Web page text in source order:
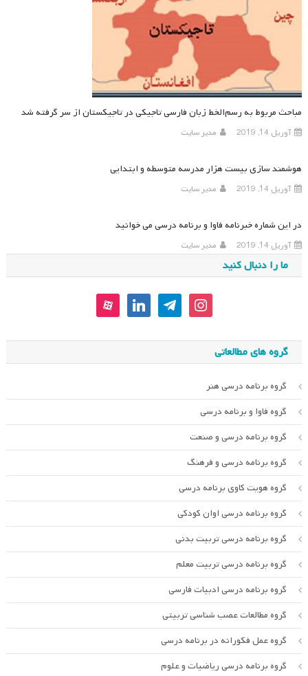
مباحث مربوط به رسم‌الخط زبان فارسی تاجیکی در تاجیکستان از سر گرفته شد
آوریل 14, 2019 مدیر سایت
هوشمند سازی بیست هزار مدرسه متوسطه و ابتدایی
آوریل 14, 2019 مدیر سایت
در این شماره خبرنامه فاوا و برنامه درسی می خوانید
آوریل 14, 2019 مدیر سایت
ما را دنبال کنید
instagram
telegram
linkedin
aparat
گروه های مطالعاتی
گروه برنامه درسی هنر
گروه فاوا و برنامه درسی
گروه برنامه درسی و صنعت
گروه برنامه درسی و فرهنگ
گروه هویت کاوی برنامه درسی
گروه برنامه درسی اوان کودکی
گروه برنامه درسی تربیت بدنی
گروه برنامه درسی تربیت معلم
گروه برنامه درسی ادبیات فارسی
گروه مطالعات عصب شناسی تربیتی
گروه عمل فکورانه در برنامه درسی
گروه برنامه درسی ریاضیات و علوم